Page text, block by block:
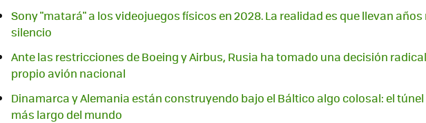
Sony "matará" a los videojuegos físicos en 2028. La realidad es que llevan
silencio
Ante las restricciones de Boeing y Airbus, Rusia ha tomado una decisión
propio avión nacional
Dinamarca y Alemania están construyendo bajo el Báltico algo colosal: el
más largo del mundo